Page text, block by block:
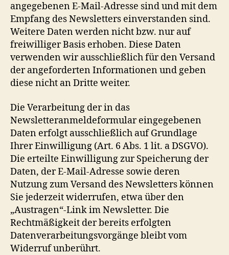
angegebenen E-Mail-Adresse sind und mit dem
Empfang des Newsletters einverstanden sind.
Weitere Daten werden nicht bzw. nur auf
freiwilliger Basis erhoben. Diese Daten
verwenden wir ausschließlich für den Versand
der angeforderten Informationen und geben
diese nicht an Dritte weiter.
Die Verarbeitung der in das
Newsletteranmeldeformular eingegebenen
Daten erfolgt ausschließlich auf Grundlage
Ihrer Einwilligung (Art. 6 Abs. 1 lit. a DSGVO).
Die erteilte Einwilligung zur Speicherung der
Daten, der E-Mail-Adresse sowie deren
Nutzung zum Versand des Newsletters können
Sie jederzeit widerrufen, etwa über den
„Austragen“-Link im Newsletter. Die
Rechtmäßigkeit der bereits erfolgten
Datenverarbeitungsvorgänge bleibt vom
Widerruf unberührt.